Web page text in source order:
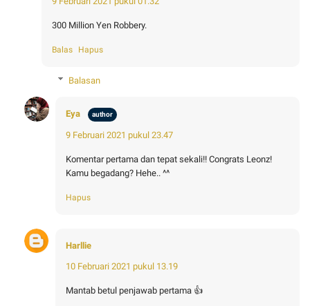
300 Million Yen Robbery.
Balas Hapus
Balasan
Eya
9 Februari 2021 pukul 23.47
Komentar pertama dan tepat sekali!! Congrats Leonz!
Kamu begadang? Hehe.. ^^
Hapus
Harllie
10 Februari 2021 pukul 13.19
Mantab betul penjawab pertama 👍